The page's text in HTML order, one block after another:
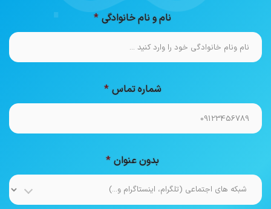
نام و نام خانوادگی
شماره تماس
بدون عنوان